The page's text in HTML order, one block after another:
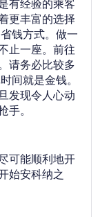
有经验的乘客
更丰富的选择
钱方式。做一
止一座。前往
请务必比较多
间就是金钱。
发现令人心动
。
可能顺利地开
始安科纳之